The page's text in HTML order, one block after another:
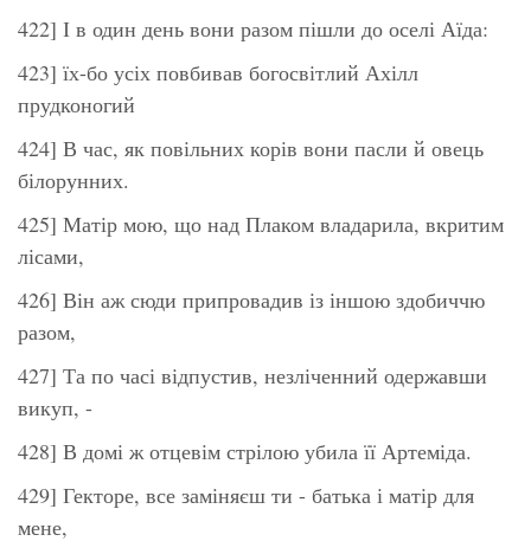
422] І в один день вони разом пішли до оселі Аїда:
423] їх-бо усіх повбивав богосвітлий Ахілл
прудконогий
424] В час, як повільних корів вони пасли й овець
білорунних.
425] Матір мою, що над Плаком владарила, вкритим
лісами,
426] Він аж сюди припровадив із іншою здобиччю
разом,
427] Та по часі відпустив, незліченний одержавши
викуп, -
428] В домі ж отцевім стрілою убила її Артеміда.
429] Гекторе, все заміняєш ти - батька і матір для
мене,